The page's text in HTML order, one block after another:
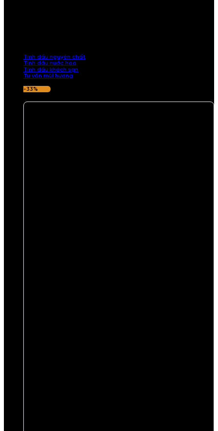
Tinh dầu nguyên chất
Tinh dầu nước hoa
Tinh dầu khách sạn
Tư vấn mùi hương
-33%